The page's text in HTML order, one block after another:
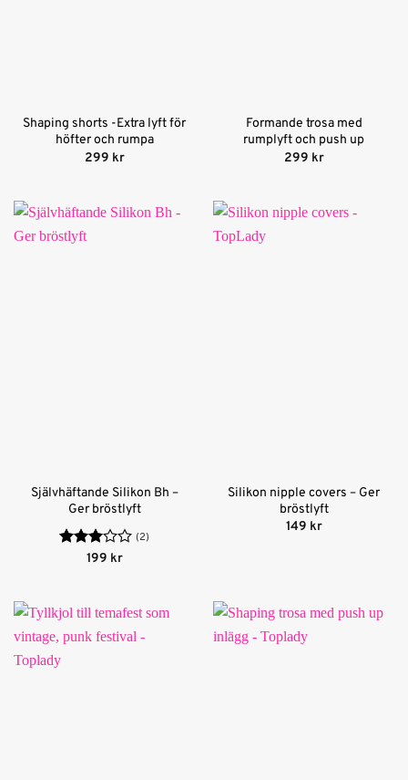
Shaping shorts -Extra lyft för
höfter och rumpa
299 kr
Formande trosa med
rumplyft och push up
299 kr
Självhäftande Silikon Bh –
Ger bröstlyft
Betygsatt
(2)
199 kr
Silikon nipple covers – Ger
bröstlyft
149 kr